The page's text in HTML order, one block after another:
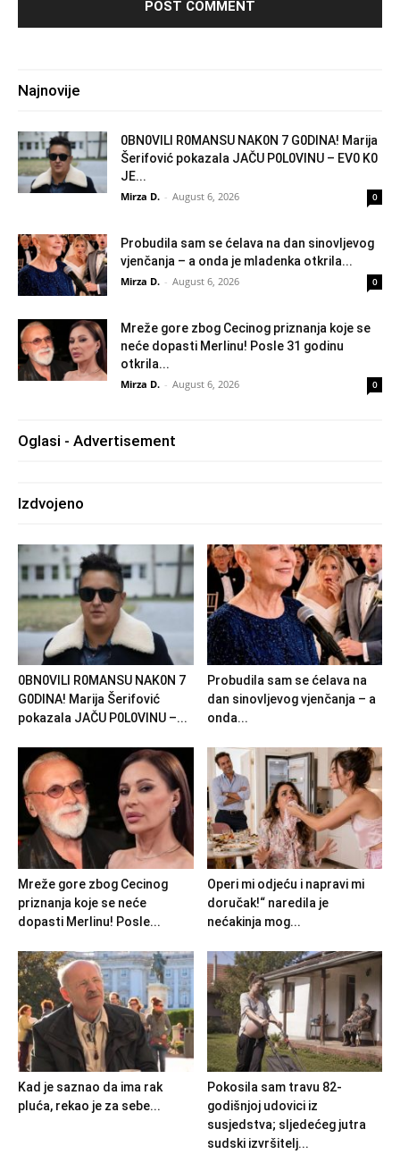
Najnovije
0BN0VlLl R0MANSU NAK0N 7 G0DlNA! Marija
Šerifović pokazala JAČU P0L0VINU – EV0 K0
JE...
Mirza D. - August 6, 2026 0
Probudila sam se ćelava na dan sinovljevog
vjenčanja – a onda je mladenka otkrila...
Mirza D. - August 6, 2026 0
Mreže gore zbog Cecinog priznanja koje se
neće dopasti Merlinu! Posle 31 godinu
otkrila...
Mirza D. - August 6, 2026 0
Oglasi - Advertisement
Izdvojeno
0BN0VlLl R0MANSU NAK0N 7
G0DlNA! Marija Šerifović
pokazala JAČU P0L0VINU –...
Probudila sam se ćelava na
dan sinovljevog vjenčanja – a
onda...
Mreže gore zbog Cecinog
priznanja koje se neće
dopasti Merlinu! Posle...
Operi mi odjeću i napravi mi
doručak!“ naredila je
nećakinja mog...
Kad je saznao da ima rak
pluća, rekao je za sebe...
Pokosila sam travu 82-
godišnjoj udovici iz
susjedstva; sljedećeg jutra
sudski izvršitelj...